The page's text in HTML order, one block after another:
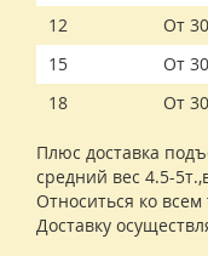
12
От
15
От
18
От
Плюс доставка
средний вес 4.5-
Относиться ко
Доставку